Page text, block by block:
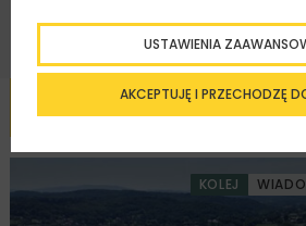
Powiązane artykuły
KOLEJ
AKCEPTUJĘ I PRZECHODZĘ
USTAWIENIA